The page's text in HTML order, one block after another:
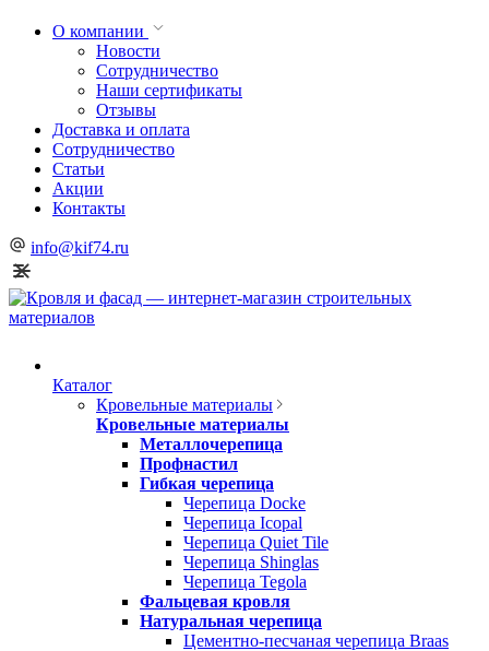
О компании
Новости
Сотрудничество
Наши сертификаты
Отзывы
Доставка и оплата
Сотрудничество
Статьи
Акции
Контакты
info@kif74.ru
Каталог
Кровельные материалы
Кровельные материалы
Металлочерепица
Профнастил
Гибкая черепица
Черепица Docke
Черепица Icopal
Черепица Quiet Tile
Черепица Shinglas
Черепица Tegola
Фальцевая кровля
Натуральная черепица
Цементно-песчаная черепица Braas